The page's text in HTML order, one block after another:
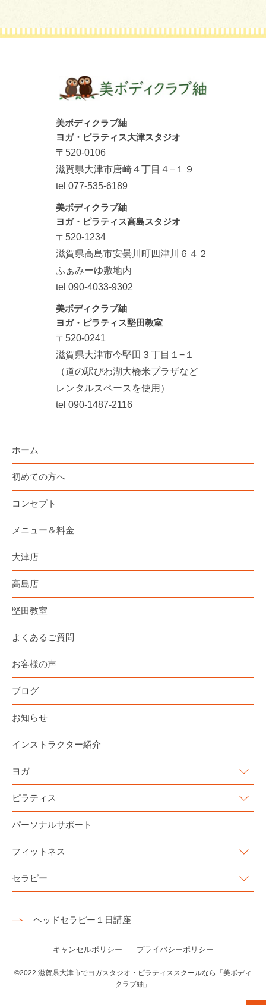
美ボディクラブ紬
ヨガ・ピラティス大津スタジオ
〒520-0106
滋賀県大津市唐崎４丁目４−１９
tel 077-535-6189
美ボディクラブ紬
ヨガ・ピラティス高島スタジオ
〒520-1234
滋賀県高島市安曇川町四津川６４２
ふぁみーゆ敷地内
tel 090-4033-9302
美ボディクラブ紬
ヨガ・ピラティス堅田教室
〒520-0241
滋賀県大津市今堅田３丁目１−１
（道の駅びわ湖大橋米プラザなど
レンタルスペースを使用）
tel 090-1487-2116
ホーム
初めての方へ
コンセプト
メニュー＆料金
大津店
高島店
堅田教室
よくあるご質問
お客様の声
ブログ
お知らせ
インストラクター紹介
ヨガ
ピラティス
パーソナルサポート
フィットネス
セラピー
ヘッドセラピー１日講座
キャンセルポリシー プライバシーポリシー
©2022 滋賀県大津市でヨガスタジオ・ピラティススクールなら「美ボディ
クラブ紬」